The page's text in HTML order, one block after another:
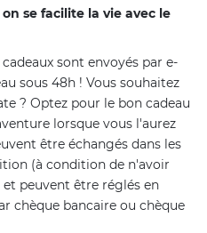
se facilite la vie avec le
sont envoyés par e-
sous 48h ! Vous souhaitez
? Optez pour le bon cadeau
lorsque vous l'aurez
être échangés dans les
(à condition de n'avoir
peuvent être réglés en
chèque bancaire ou chèque